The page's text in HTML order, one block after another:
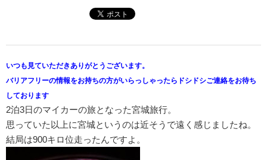
いつも見ていただきありがとうございます。
バリアフリーの情報をお持ちの方がいらっしゃったらドシドシご連絡をお待ち
しております
2泊3日のマイカーの旅となった宮城旅行。
思っていた以上に宮城というのは近そうで遠く感じましたね。
結局は900キロ位走ったんですよ。